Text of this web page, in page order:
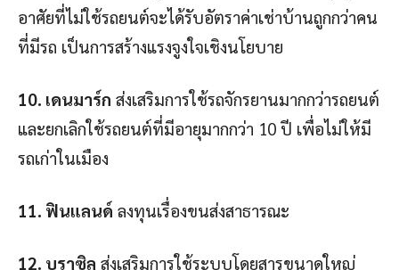
อาศัยที่ไม่ใช้รถยนต์จะได้รับอัตราค่าเช่าบ้านถูกกว่าคน
ที่มีรถ เป็นการสร้างแรงจูงใจเชิงนโยบาย
10. เดนมาร์ก ส่งเสริมการใช้รถจักรยานมากกว่ารถยนต์
และยกเลิกใช้รถยนต์ที่มีอายุมากกว่า 10 ปี เพื่อไม่ให้มี
รถเก่าในเมือง
11. ฟินแลนด์ ลงทุนเรื่องขนส่งสาธารณะ
12. บราซิล ส่งเสริมการใช้ระบบโดยสารขนาดใหญ่